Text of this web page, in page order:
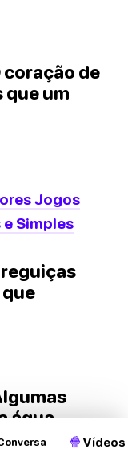
coração de
que um
Jogos
Simples
água.
🍿 Vídeos